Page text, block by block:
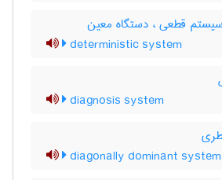
قطعی ، دستگاه معین
deterministic system
diagnosis system
diagonally dominant system